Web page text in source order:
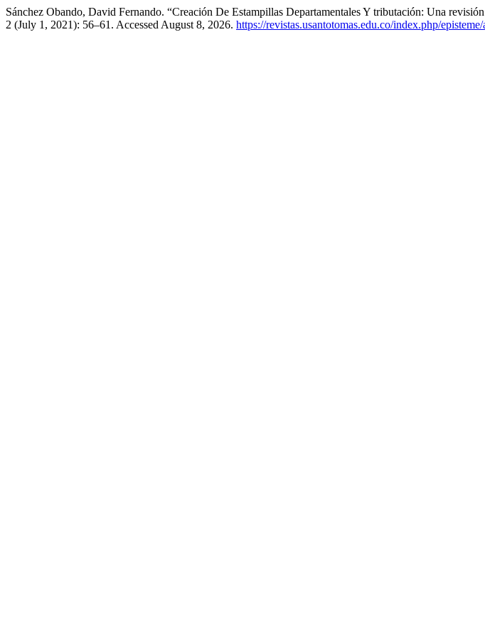
Sánchez Obando, David Fernando. “Creación De Estampillas Departamentales Y tributación: Una
2 (July 1, 2021): 56–61. Accessed August 8, 2026. https://revistas.usantotomas.edu.co/index.php/